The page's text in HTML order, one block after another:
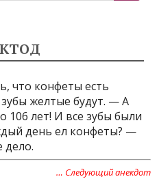
что конфеты есть
желтые будут. — А
лет! И все зубы были
день ел конфеты? —
дело.
… Следующий анекдот